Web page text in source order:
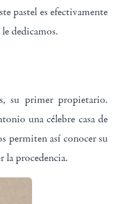
pastel es efectivamente
dedicamos.
su primer propietario.
una célebre casa de
permiten así conocer su
la procedencia.